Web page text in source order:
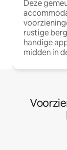
Deze
rustige
handige
midden in